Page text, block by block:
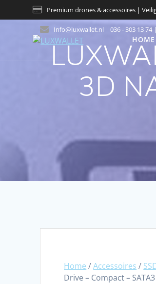
to
Premium drones & accessoires |
Info@luxwallet.nl | 036 - 303 13
HOME
3D
Home /Accessoires /
Drive – Compact –